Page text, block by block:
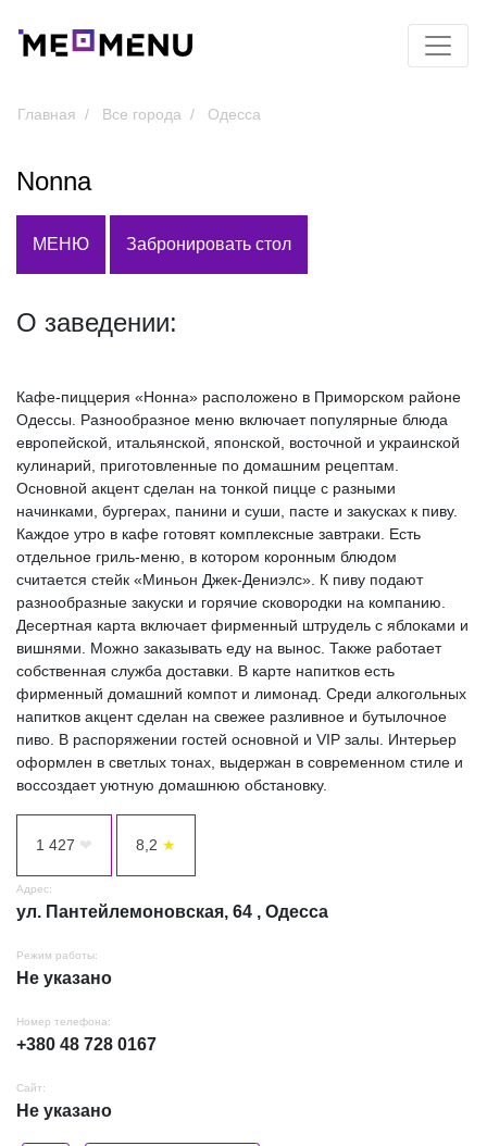
Главная Все города Одесса
Nonna
МЕНЮ Забронировать стол
О заведении:
Кафе-пиццерия «Нонна» расположено в Приморском районе
Одессы. Разнообразное меню включает популярные блюда
европейской, итальянской, японской, восточной и украинской
кулинарий, приготовленные по домашним рецептам.
Основной акцент сделан на тонкой пицце с разными
начинками, бургерах, панини и суши, пасте и закусках к пиву.
Каждое утро в кафе готовят комплексные завтраки. Есть
отдельное гриль-меню, в котором коронным блюдом
считается стейк «Миньон Джек-Дениэлс». К пиву подают
разнообразные закуски и горячие сковородки на компанию.
Десертная карта включает фирменный штрудель с яблоками и
вишнями. Можно заказывать еду на вынос. Также работает
собственная служба доставки. В карте напитков есть
фирменный домашний компот и лимонад. Среди алкогольных
напитков акцент сделан на свежее разливное и бутылочное
пиво. В распоряжении гостей основной и VIP залы. Интерьер
оформлен в светлых тонах, выдержан в современном стиле и
воссоздает уютную домашнюю обстановку.
1 427 ❤ 8,2 ★
Адрес:
ул. Пантейлемоновская, 64 , Одесса
Режим работы:
Не указано
Номер телефона:
+380 48 728 0167
Сайт:
Не указано